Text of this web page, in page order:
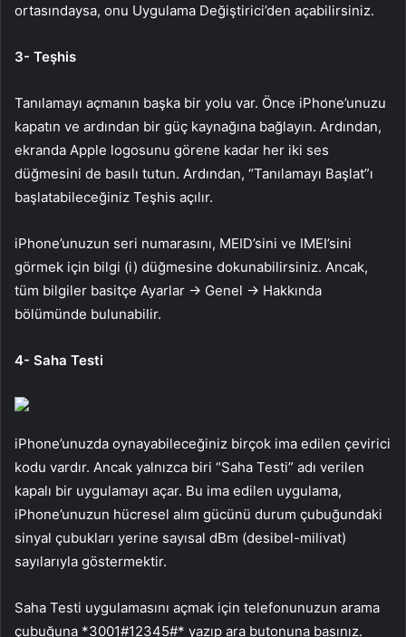
ortasındaysa, onu Uygulama Değiştirici’den açabilirsiniz.
3- Teşhis
Tanılamayı açmanın başka bir yolu var. Önce iPhone’unuzu
kapatın ve ardından bir güç kaynağına bağlayın. Ardından,
ekranda Apple logosunu görene kadar her iki ses
düğmesini de basılı tutun. Ardından, “Tanılamayı Başlat”ı
başlatabileceğiniz Teşhis açılır.
iPhone’unuzun seri numarasını, MEID’sini ve IMEI’sini
görmek için bilgi (i) düğmesine dokunabilirsiniz. Ancak,
tüm bilgiler basitçe Ayarlar -> Genel -> Hakkında
bölümünde bulunabilir.
4- Saha Testi
iPhone’unuzda oynayabileceğiniz birçok ima edilen çevirici
kodu vardır. Ancak yalnızca biri “Saha Testi” adı verilen
kapalı bir uygulamayı açar. Bu ima edilen uygulama,
iPhone’unuzun hücresel alım gücünü durum çubuğundaki
sinyal çubukları yerine sayısal dBm (desibel-milivat)
sayılarıyla göstermektir.
Saha Testi uygulamasını açmak için telefonunuzun arama
çubuğuna *3001#12345#* yazıp ara butonuna basınız.